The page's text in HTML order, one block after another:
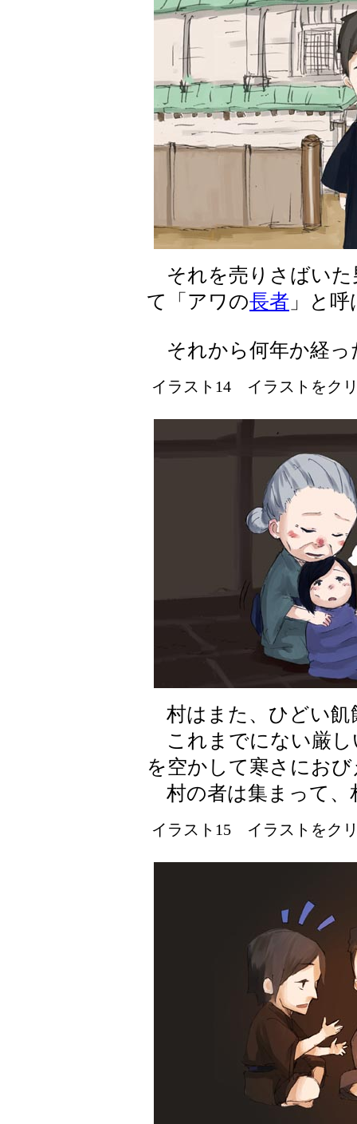
それを売りさばいた
て「アワの長者 」と
それから何年か経っ
イラスト14 イラストをク
村はまた、ひどい飢
これまでにない厳し
を空かして寒さにお
村の者は集まって、
イラスト15 イラストをク